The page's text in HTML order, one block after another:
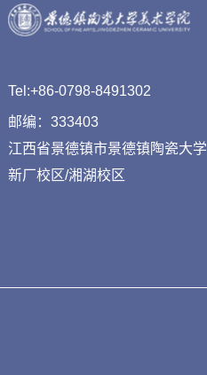
Tel:+86-0798-8491302
邮编：333403
江西省景德镇市景德镇陶瓷大学
新厂校区/湘湖校区